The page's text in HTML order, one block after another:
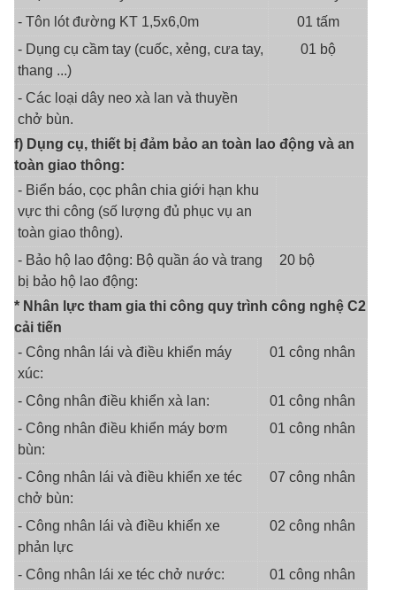
- Tôn lót đường KT 1,5x6,0m
01 tấm
- Dụng cụ cầm tay (cuốc, xẻng, cưa tay,
thang ...)
01 bộ
- Các loại dây neo xà lan và thuyền
chở bùn.
f) Dụng cụ, thiết bị đảm bảo an toàn lao động và an
toàn giao thông:
- Biển báo, cọc phân chia giới hạn khu
vực thi công (số lượng đủ phục vụ an
toàn giao thông).
- Bảo hộ lao động: Bộ quần áo và trang
bị bảo hộ lao động:
20 bộ
* Nhân lực tham gia thi công quy trình công nghệ C2
cải tiến
- Công nhân lái và điều khiển máy
xúc:
01 công nhân
- Công nhân điều khiển xà lan:
01 công nhân
- Công nhân điều khiển máy bơm
bùn:
01 công nhân
- Công nhân lái và điều khiển xe téc
chở bùn:
07 công nhân
- Công nhân lái và điều khiển xe
phản lực
02 công nhân
- Công nhân lái xe téc chở nước:
01 công nhân